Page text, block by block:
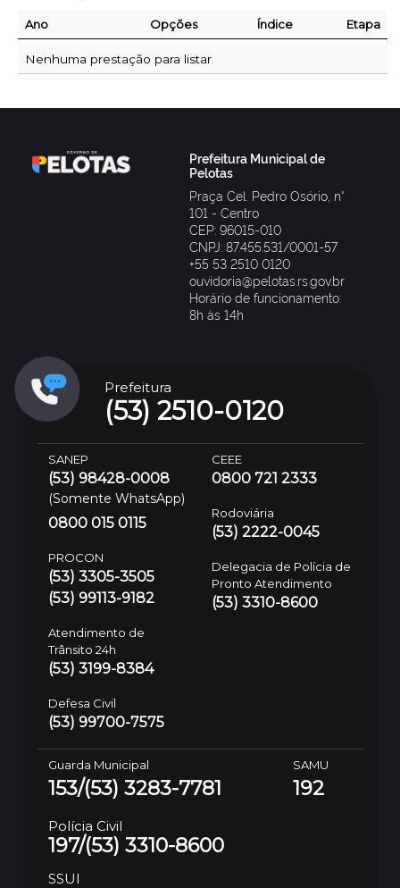
Ano Opções Índice Etapa
Nenhuma prestação para listar
Prefeitura Municipal de
Pelotas
Praça Cel. Pedro Osório, n°
101 - Centro
CEP: 96015-010
CNPJ: 87.455.531/0001-57
+55 53 2510 0120
ouvidoria@pelotas.rs.gov.br
Horário de funcionamento:
8h às 14h
Prefeitura
(53) 2510-0120
SANEP
(53) 98428-0008
(Somente WhatsApp)
0800 015 0115
PROCON
(53) 3305-3505
(53) 99113-9182
Atendimento de
Trânsito 24h
(53) 3199-8384
Defesa Civil
(53) 99700-7575
CEEE
0800 721 2333
Rodoviária
(53) 2222-0045
Delegacia de Polícia de
Pronto Atendimento
(53) 3310-8600
Guarda Municipal
153/(53) 3283-7781
SAMU
192
Polícia Civil
197/(53) 3310-8600
SSUI